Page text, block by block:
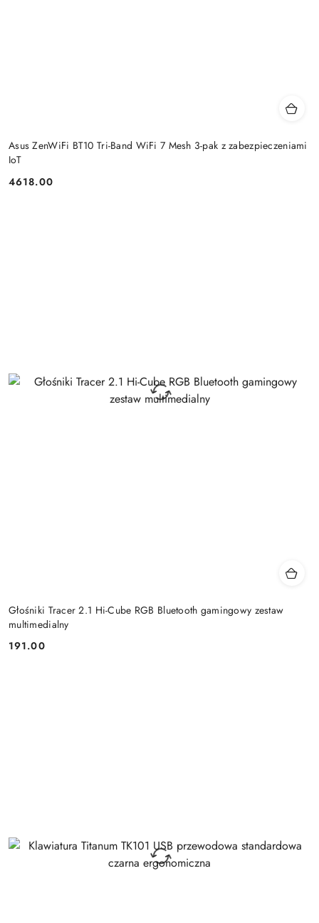
Asus ZenWiFi BT10 Tri-Band WiFi 7 Mesh 3-pak z zabezpieczeniami
IoT
Cena:
4618.00
Głośniki Tracer 2.1 Hi-Cube RGB Bluetooth gamingowy zestaw
multimedialny
Cena:
191.00